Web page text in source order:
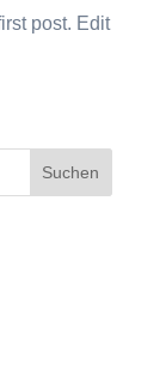
post. Edit
Suchen